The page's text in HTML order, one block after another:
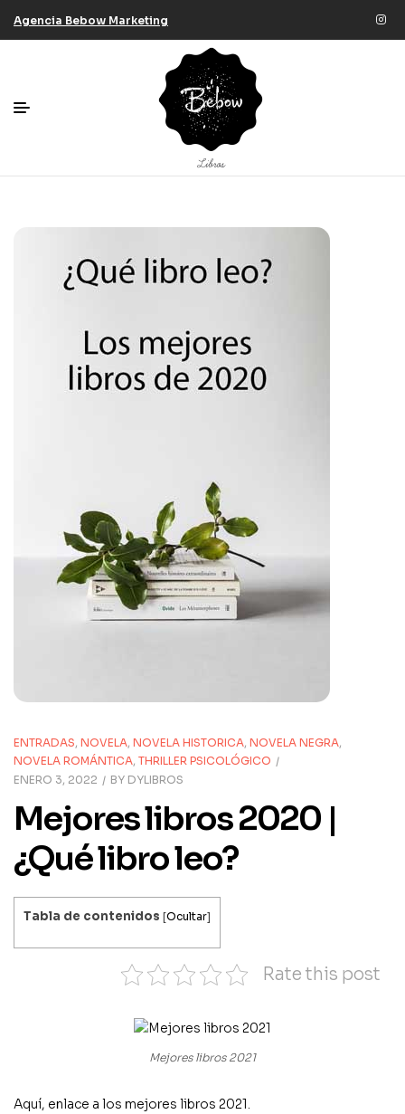
Agencia Bebow Marketing
ENTRADAS, NOVELA, NOVELA HISTORICA, NOVELA NEGRA,
NOVELA ROMÁNTICA, THRILLER PSICOLÓGICO
ENERO 3, 2022
BY DYLIBROS
Mejores libros 2020 |
¿Qué libro leo?
Tabla de contenidos [Ocultar]
Rate this post
Mejores libros 2021
Aquí, enlace a los mejores libros 2021.